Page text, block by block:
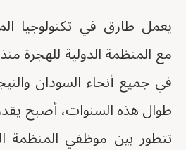
يعمل طارق في تكنولوجيا
مع المنظمة الدولية للهجرة
في جميع أنحاء السودان
طوال هذه السنوات، أصبح يقدر
تتطور بين موظفي المنظمة